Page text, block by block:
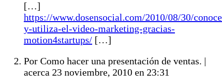
[…]
https://www.dosensocial.com/2010/08/30/
y-utiliza-el-video-marketing-gracias-
motion4startups/ […]
Por Como hacer una presentación de ventas. |
acerca 23 noviembre, 2010 en 23:31